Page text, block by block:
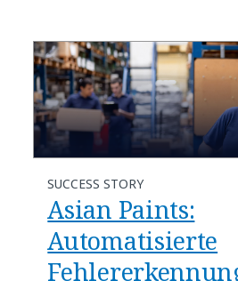
SUCCESS STORY
Asian Paints:
Automatisierte